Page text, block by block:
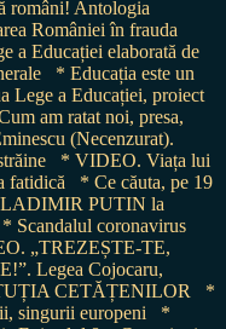
români! Antologia
României în frauda
a Educației elaborată de
* Educația este un
Lege a Educației, proiect
am ratat noi, presa,
(Necenzurat).
* VIDEO. Viața lui
fatidică
* Ce căuta, pe 19
PUTIN la
* Scandalul coronavirus
„TREZEȘTE-TE,
Legea Cojocaru,
CETĂȚENILOR
*
singurii europeni
*